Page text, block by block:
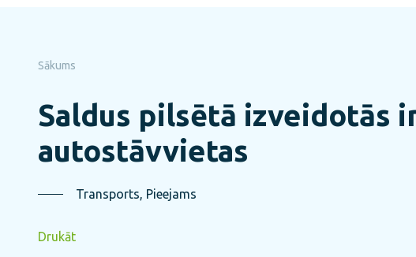
Sākums
Saldus pilsētā izveidotās
autostāvvietas
Transports, Pieejams
Drukāt